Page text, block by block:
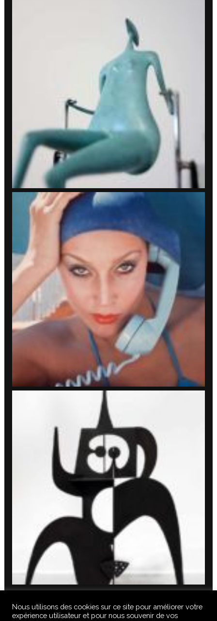
Nous utilisons des cookies sur ce site pour améliorer votre
expérience utilisateur et pour nous souvenir de vos